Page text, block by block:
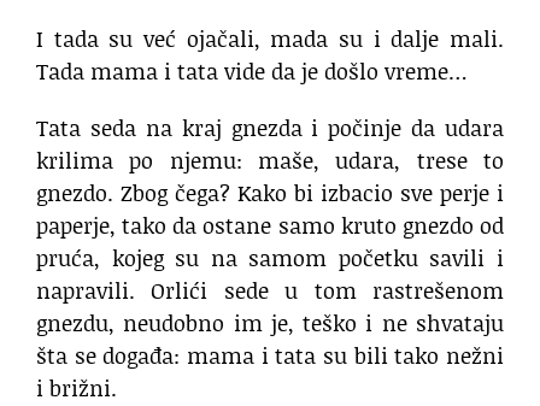
I tada su već ojačali, mada su i dalje mali.
Tada mama i tata vide da je došlo vreme…
Tata seda na kraj gnezda i počinje da udara
krilima po njemu: maše, udara, trese to
gnezdo. Zbog čega? Kako bi izbacio sve perje i
paperje, tako da ostane samo kruto gnezdo od
pruća, kojeg su na samom početku savili i
napravili. Orlići sede u tom rastrešenom
gnezdu, neudobno im je, teško i ne shvataju
šta se događa: mama i tata su bili tako nežni
i brižni.